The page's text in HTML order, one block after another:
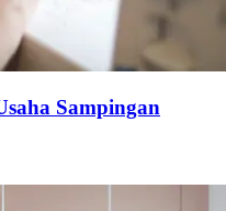
Sampingan